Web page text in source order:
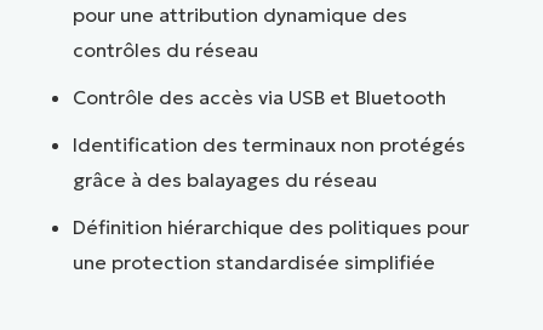
pour une attribution dynamique des
contrôles du réseau
Contrôle des accès via USB et Bluetooth
Identification des terminaux non protégés
grâce à des balayages du réseau
Définition hiérarchique des politiques pour
une protection standardisée simplifiée